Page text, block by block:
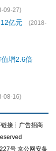
09-27)
亿元
(2018-
增2.6倍
08-16)
接 ┊ 广告招商
号 京公网安备